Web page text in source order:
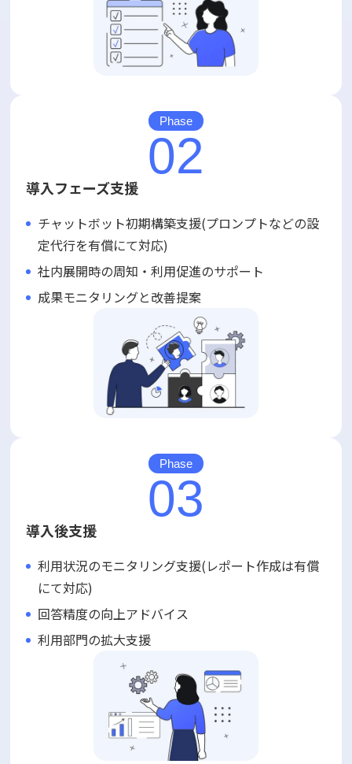
Phase
02
導入フェーズ支援
チャットボット初期構築支援(プロンプトなどの設
定代行を有償にて対応)
社内展開時の周知・利用促進のサポート
成果モニタリングと改善提案
Phase
03
導入後支援
利用状況のモニタリング支援(レポート作成は有償
にて対応)
回答精度の向上アドバイス
利用部門の拡大支援